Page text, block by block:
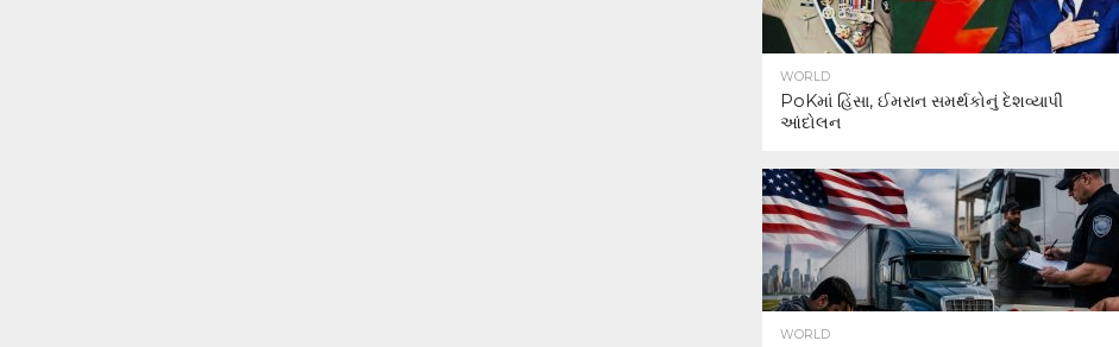
WORLD
PoKમાં હિંસા, ઈમરાન સમર્થકોનું દેશવ્યાપી
આંદોલન
WORLD